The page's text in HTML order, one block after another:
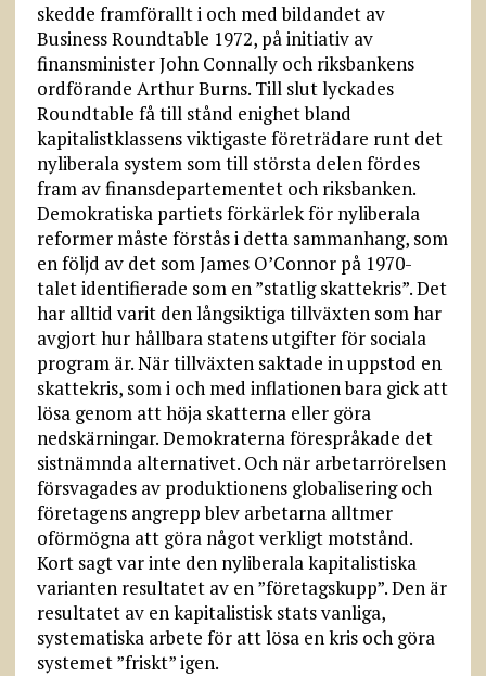
skedde framförallt i och med bildandet av
Business Roundtable 1972, på initiativ av
finansminister John Connally och riksbankens
ordförande Arthur Burns. Till slut lyckades
Roundtable få till stånd enighet bland
kapitalistklassens viktigaste företrädare runt det
nyliberala system som till största delen fördes
fram av finansdepartementet och riksbanken.
Demokratiska partiets förkärlek för nyliberala
reformer måste förstås i detta sammanhang, som
en följd av det som James O’Connor på 1970-
talet identifierade som en ”statlig skattekris”. Det
har alltid varit den långsiktiga tillväxten som har
avgjort hur hållbara statens utgifter för sociala
program är. När tillväxten saktade in uppstod en
skattekris, som i och med inflationen bara gick att
lösa genom att höja skatterna eller göra
nedskärningar. Demokraterna förespråkade det
sistnämnda alternativet. Och när arbetarrörelsen
försvagades av produktionens globalisering och
företagens angrepp blev arbetarna alltmer
oförmögna att göra något verkligt motstånd.
Kort sagt var inte den nyliberala kapitalistiska
varianten resultatet av en ”företagskupp”. Den är
resultatet av en kapitalistisk stats vanliga,
systematiska arbete för att lösa en kris och göra
systemet ”friskt” igen.